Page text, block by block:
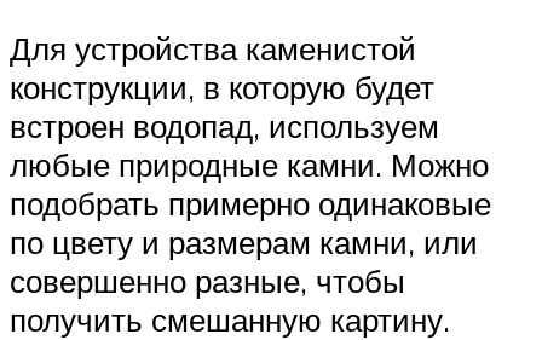
Для устройства каменистой
конструкции, в которую будет
встроен водопад, используем
любые природные камни. Можно
подобрать примерно одинаковые
по цвету и размерам камни, или
совершенно разные, чтобы
получить смешанную картину.